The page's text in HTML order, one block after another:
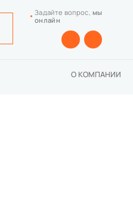
Задайте вопрос, мы
онлайн
О КОМПАНИИ